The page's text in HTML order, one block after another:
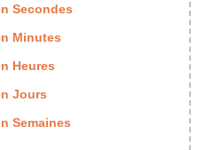
Secondes
Minutes
Heures
Jours
Semaines